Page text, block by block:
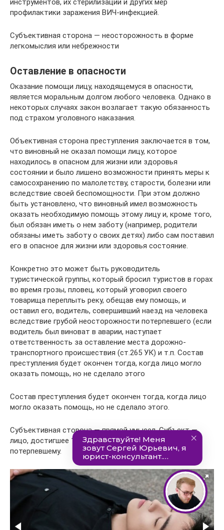
профилактики заражения ВИЧ-инфекцией.
Субъективная сторона — неосторожность в форме
легкомыслия или небрежности
Оставление в опасности
Оказание помощи лицу, находящемуся в опасности,
является моральным долгом любого человека. Однако в
некоторых случаях закон возлагает такую обязанность
под страхом уголовного наказания.
Объективная сторона преступления заключается в том,
что виновный не оказал помощи лицу, которое
находилось в опасном для жизни или здоровья
состоянии и было лишено возможности принять меры к
самосохранению по малолетству, старости, болезни или
вследствие своей беспомощности. При этом должно
быть установлено, что виновный имел возможность
оказать необходимую помощь этому лицу и, кроме того,
был обязан иметь о нем заботу (например, родители
обязаны иметь заботу о своих детях) либо сам поставил
его в опасное для жизни или здоровья состояние.
Конкретно это может быть руководитель
туристической группы, который бросил туристов в горах
во время грозы, пловец, который уговорил своего
товарища переплыть реку, обещав ему помощь, и
оставил его, водитель, совершивший наезд на человека
вследствие грубой неосторожности потерпевшего (если
водитель был виноват в аварии, наступает
ответственность за оставление места дорожно-
транспортного происшествия (ст.265 УК) и т.п. Состав
преступления будет окончен тогда, когда лицо могло
оказать помощь, но не сделало этого
Состав преступления будет окончен тогда, когда лицо
могло оказать помощь, но не сделало этого.
Субъективная сторона — прямой умысел. Субъект —
лицо, достигшее 16 лет и обязанное оказать помощь
потерпевшему.